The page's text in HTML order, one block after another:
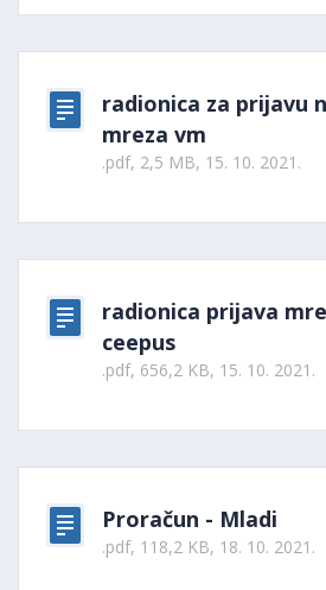
radionica za prijavu
mreza vm
.pdf, 2,5 MB, 15. 10. 2021.
radionica prijava
ceepus
.pdf, 656,2 KB, 15. 10. 2021.
Proračun - Mladi
.pdf, 118,2 KB, 18. 10. 2021.